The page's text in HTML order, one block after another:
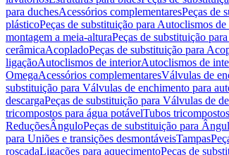
para duchesAcessórios complementaresPeças de
plásticoPeças de substituição para Autoclismos
montagem a meia-alturaPeças de substituição
cerâmicaAcopladoPeças de substituição para
ligaçãoAutoclismos de interiorAutoclismos de
OmegaAcessórios complementaresVálvulas de
substituição para Válvulas de enchimento para
descargaPeças de substituição para Válvulas de
tricompostos para água potávelTubos
ReduçõesÂnguloPeças de substituição para
para Uniões e transições desmontáveisTampas
roscadaLigações para aquecimentoPeças de